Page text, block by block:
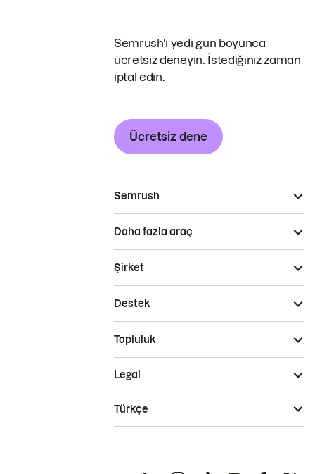
Semrush'ı yedi gün boyunca
ücretsiz deneyin. İstediğiniz zaman
iptal edin.
Ücretsiz dene
Semrush
Daha fazla araç
Şirket
Destek
Topluluk
Legal
Türkçe